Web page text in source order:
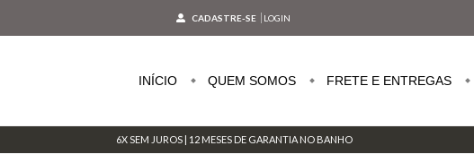
CADASTRE-SE LOGIN
INÍCIO QUEM SOMOS FRETE E ENTREGAS
6X SEM JUROS | 12 MESES DE GARANTIA NO BANHO